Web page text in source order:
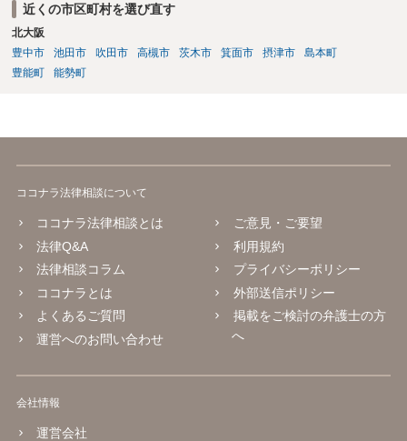
近くの市区町村を選び直す
北大阪
豊中市
池田市 吹田市 高槻市 茨木市 箕面市 摂津市
島本町
豊能町
能勢町
ココナラ法律相談について
ココナラ法律相談とは
法律Q&A
法律相談コラム
ココナラとは
よくあるご質問
運営へのお問い合わせ
ご意見・ご要望
利用規約
プライバシーポリシー
外部送信ポリシー
掲載をご検討の弁護士の方
へ
会社情報
運営会社